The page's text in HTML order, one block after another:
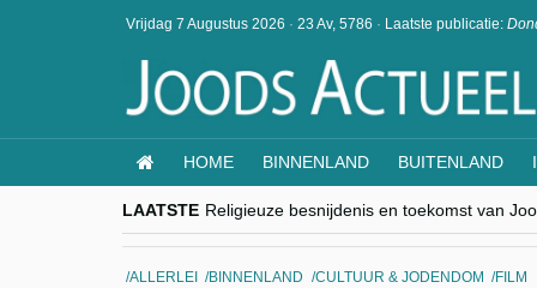
Vrijdag 7 Augustus 2026 · 23 Av, 5786 · Laatste publicatie:
HOME BINNENLAND BUITENLAND
LAATSTE Religieuze besnijdenis en toekomst van
“Besnijdenisdebat toont hoe moeilijk
CITYTRIP | ROEMENIË – Boekarest: de
“Vandaag zit elke Jood in België op de
ALLERLEI BINNENLAND CULTUUR & JODENDOM FILM